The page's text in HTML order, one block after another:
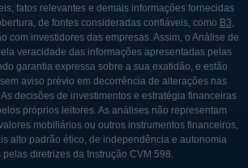
desenvolver um modelo de
na exploração e produção
em campos que
sendo adequadamente
outras companhias. Desde o
focou no aproveitamento e
de ativos maduros, um
na época, era visto como
fatos relevantes e demais informações fornecidas
de fontes consideradas confiáveis, como B3,
com investidores das empresas. Assim, o Análise de
veracidade das informações apresentadas pelas
garantia expressa sobre a sua exatidão, e estão
aviso prévio em decorrência de alterações nas
decisões de investimentos e estratégia financeiras
próprios leitores. As análises não representam
mobiliários ou outros instrumentos financeiros,
alto padrão ético, de independência e autonomia
pelas diretrizes da Instrução CVM 598.